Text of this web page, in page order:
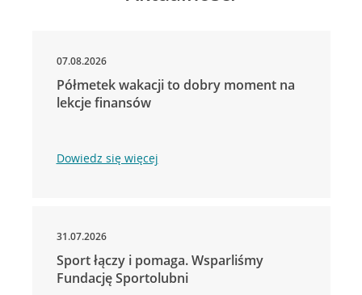
07.08.2026
Półmetek wakacji to dobry moment na
lekcje finansów
Dowiedz się więcej
31.07.2026
Sport łączy i pomaga. Wsparliśmy
Fundację Sportolubni